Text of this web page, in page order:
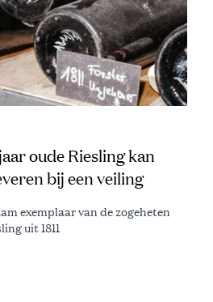
oude Riesling kan
bij een veiling
exemplaar van de zogeheten
uit 1811